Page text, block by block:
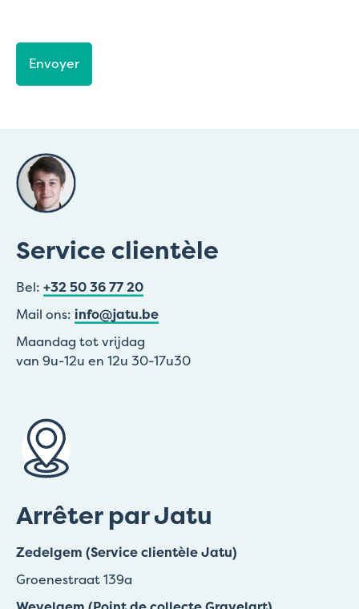
Service clientèle
Bel: +32 50 36 77 20
Mail ons: info@jatu.be
Maandag tot vrijdag
van 9u-12u en 12u 30-17u30
Arrêter par Jatu
Zedelgem (Service clientèle Jatu)
Groenestraat 139a